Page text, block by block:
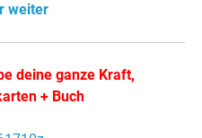
weiter
deine ganze Kraft,
+ Buch